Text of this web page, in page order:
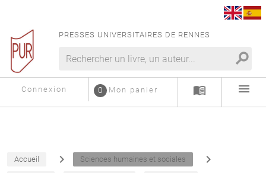
PRESSES UNIVERSITAIRES DE RENNES
search
Connexion Mon panier
0 menu_book menu
Accueil navigate_next Sciences humaines et sociales navigate_next